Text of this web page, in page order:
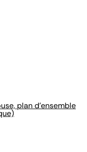
plan d'ensemble